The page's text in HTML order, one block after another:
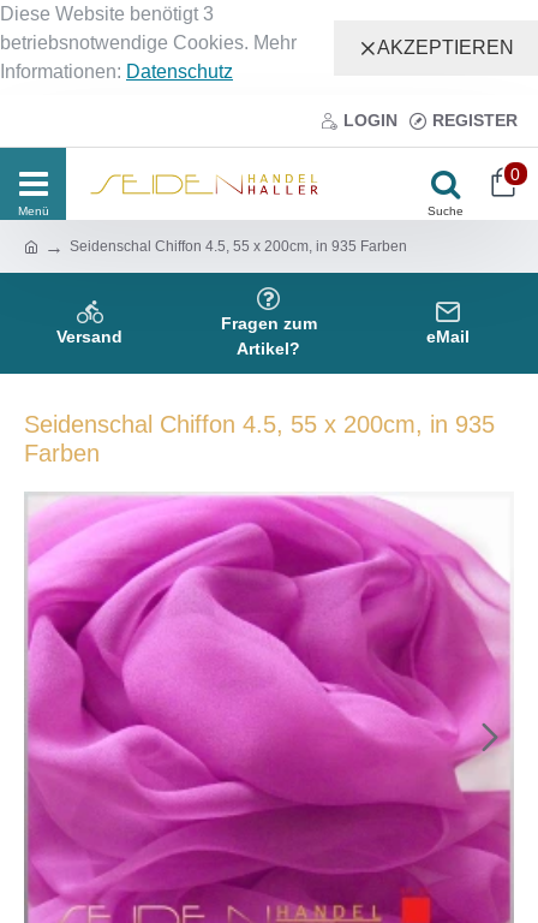
Diese Website benötigt 3
betriebsnotwendige Cookies. Mehr
Informationen: Datenschutz
AKZEPTIEREN
LOGIN REGISTER
0
Seidenschal Chiffon 4.5, 55 x 200cm, in 935 Farben
Versand
Fragen zum
Artikel?
eMail
Seidenschal Chiffon 4.5, 55 x 200cm, in 935
Farben